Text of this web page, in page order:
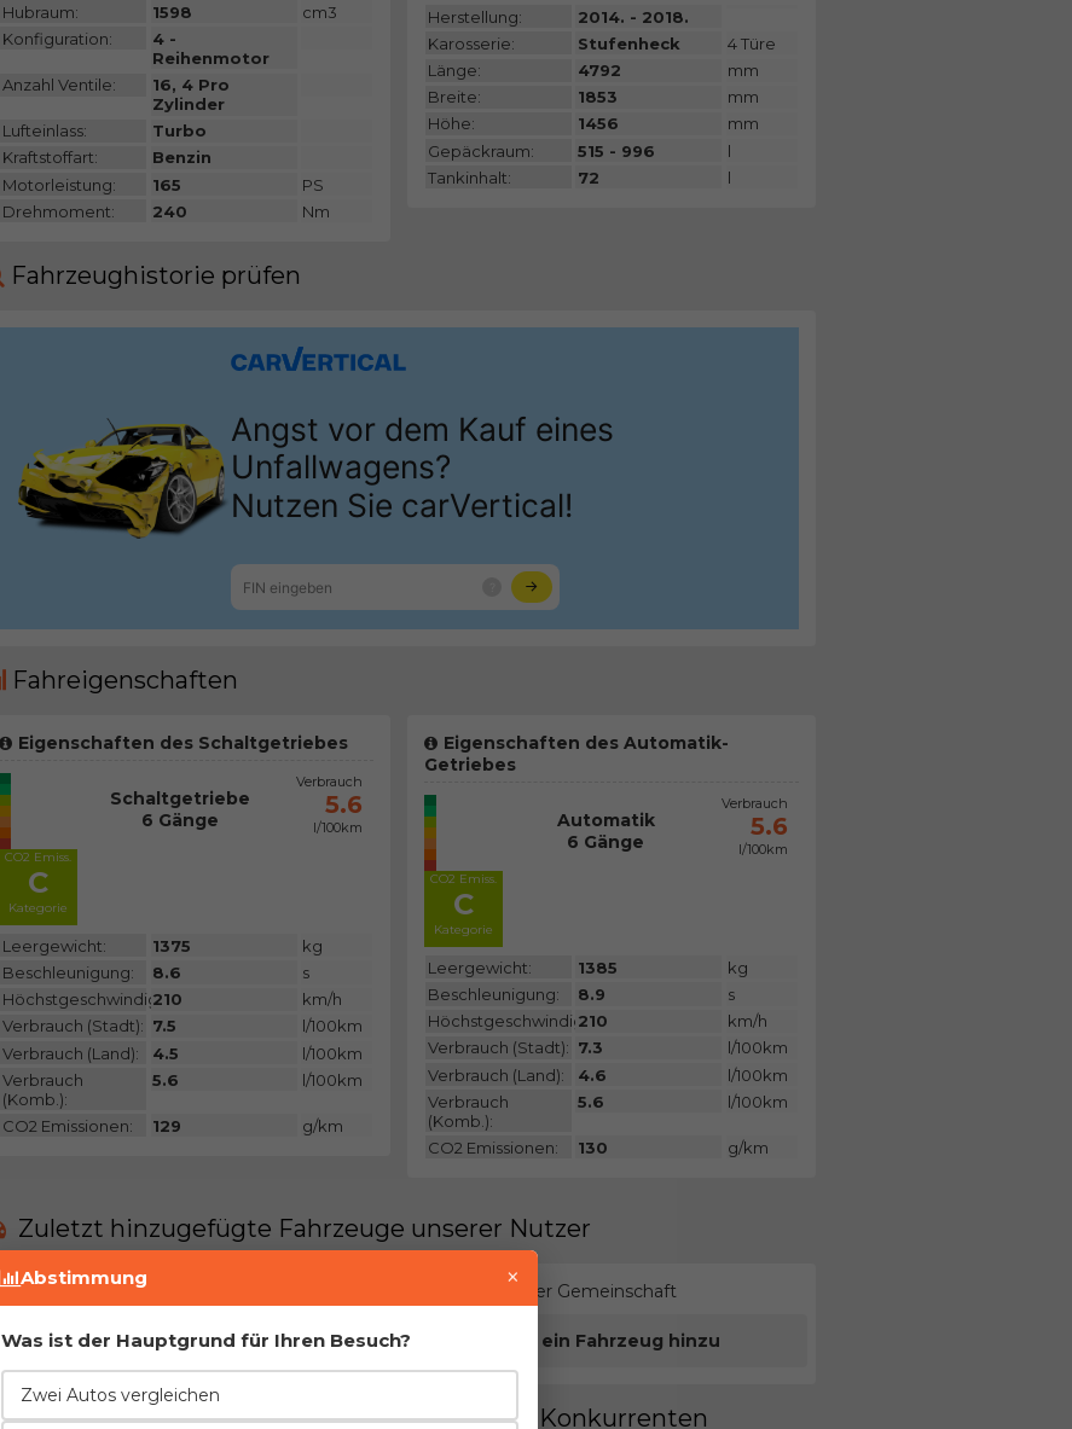
Hubraum: 1598
cm3
Konfiguration:
4 -
Reihenmotor
Anzahl Ventile:
16, 4 Pro
Zylinder
Lufteinlass:
Turbo
Kraftstoffart:
Benzin
Motorleistung:
165
PS
Drehmoment:
240 Nm
Herstellung:
2014. - 2018.
Karosserie:
Stufenheck
4 Türe
Länge:
4792
mm
Breite:
1853
mm
Höhe:
1456
mm
Gepäckraum:
515 - 996
l
Tankinhalt:
72 l
Fahrzeughistorie prüfen
Fahreigenschaften
Eigenschaften des Schaltgetriebes
CO2 Emiss.
C
Kategorie
Schaltgetriebe
6 Gänge
Verbrauch
5.6
l/100km
Leergewicht: 1375
kg
Beschleunigung:
8.6
s
Höchstgeschwindigkeit:
210
km/h
Verbrauch (Stadt): 7.5
l/100km
Verbrauch (Land):
4.5
l/100km
Verbrauch
(Komb.):
5.6 l/100km
CO2 Emissionen: 129 g/km
Eigenschaften des Automatik-
Getriebes
CO2 Emiss.
C
Kategorie
Automatik
6 Gänge
Verbrauch
5.6
l/100km
Leergewicht: 1385
kg
Beschleunigung:
8.9
s
Höchstgeschwindigkeit:
210
km/h
Verbrauch (Stadt): 7.3
l/100km
Verbrauch (Land):
4.6
l/100km
Verbrauch
(Komb.):
5.6 l/100km
CO2 Emissionen: 130 g/km
Zuletzt hinzugefügte Fahrzeuge unserer Nutzer
Derzeit gibt es keine solchen Fahrzeuge in unserer Gemeinschaft
Treten Sie der Gemeinschaft bei und fügen Sie ein Fahrzeug hinzu
Vor- und Nachteile im Vergleich zur direkten Konkurrenten
Abstimmung ×
Was ist der Hauptgrund für Ihren Besuch?
Zwei Autos vergleichen